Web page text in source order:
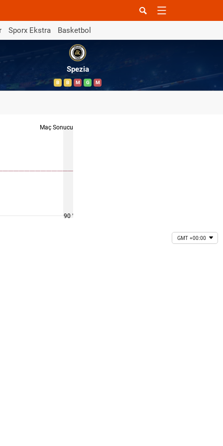
Sporx Ekstra Basketbol
Spezia
B B M G M
Maç Sonucu
90 '
GMT +00:00